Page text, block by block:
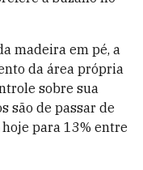
madeira em pé, a
da área própria
sobre sua
são de passar de
para 13% entre